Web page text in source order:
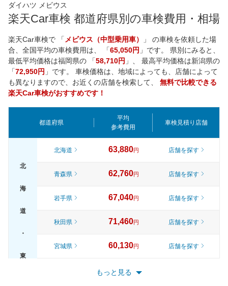
ダイハツ メビウス
楽天Car車検 都道府県別の車検費用・相場
楽天Car車検で 「 メビウス（中型乗用車）
」 の車検を依頼した場
合、全国平均の車検費用は、 「65,050円 」です。 県別にみると、
最低平均価格は福岡県の 「58,710円 」、 最高平均価格は新潟県の
「72,950円 」です。 車検価格は、地域によっても、店舗によって
も異なりますので、お近くの店舗を検索して、 無料で比較できる
楽天Car車検がおすすめです！
都道府県
平均
参考費用
車検見積り店舗
北
海
道
・
東
北海道 63,880円 店舗を探す
青森県 62,760円 店舗を探す
岩手県 67,040円 店舗を探す
秋田県 71,460円 店舗を探す
宮城県 60,130円 店舗を探す
65,820 円
もっと見る